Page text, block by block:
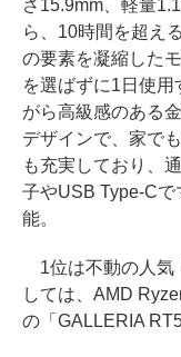
さ15.9mm、軽量
ら、10時間を超え
の要素を凝縮した
を選ばずに1日使
がら高級感のある
デザインで、家で
も充実しており、
子やUSB Type-C
能。
1位は不動の人気
しては、AMD
の「GALLERIA